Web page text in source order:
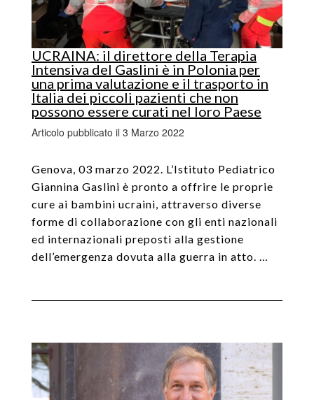
UCRAINA: il direttore della Terapia
Intensiva del Gaslini è in Polonia per
una prima valutazione e il trasporto in
Italia dei piccoli pazienti che non
possono essere curati nel loro Paese
Articolo pubblicato il 3 Marzo 2022
Genova, 03 marzo 2022 . L’Istituto Pediatrico
Giannina Gaslini è pronto a offrire le proprie
cure ai bambini ucraini, attraverso diverse
forme di collaborazione con gli enti nazionali
ed internazionali preposti alla gestione
dell’emergenza dovuta alla guerra in atto. …